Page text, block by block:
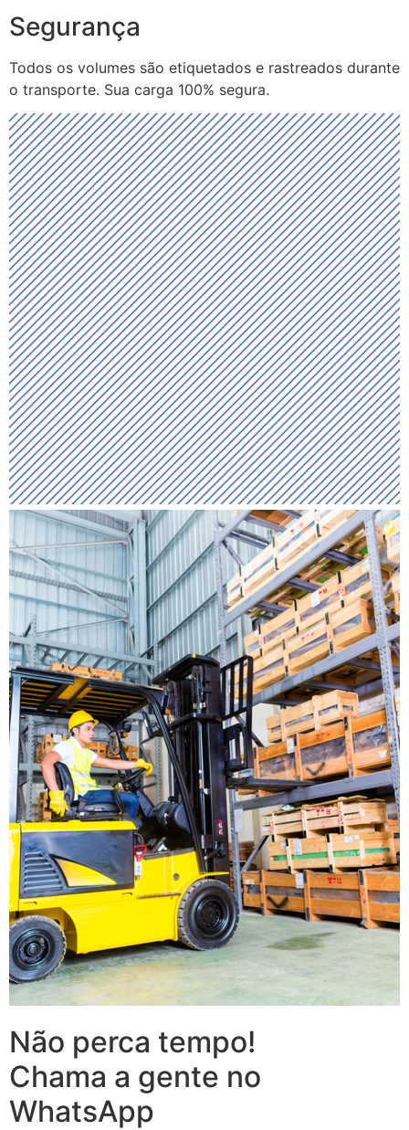
Segurança
Todos os volumes são etiquetados e rastreados durante
o transporte. Sua carga 100% segura.
Não perca tempo!
Chama a gente no
WhatsApp